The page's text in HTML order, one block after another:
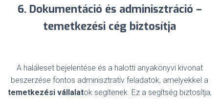
6. Dokumentáció és adminisztráció –
temetkezési cég biztosítja
A haláleset bejelentése és a halotti anyakönyvi kivonat
beszerzése fontos adminisztratív feladatok, amelyekkel a
temetkezési vállalatok segítenek. Ez a segítség biztosítja,